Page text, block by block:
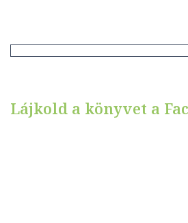
Lájkold a könyvet a